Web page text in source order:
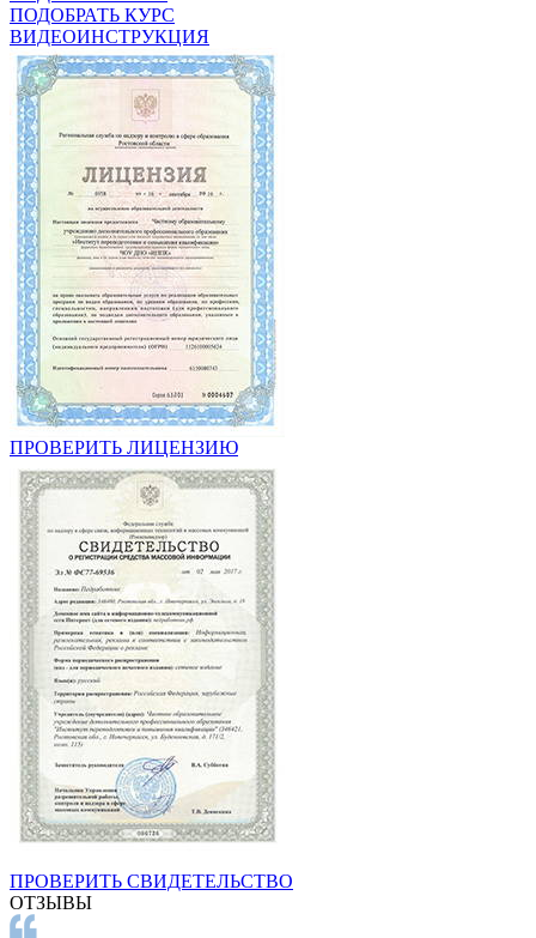
ПОДОБРАТЬ КУРС
ВИДЕОИНСТРУКЦИЯ
ПРОВЕРИТЬ ЛИЦЕНЗИЮ
ПРОВЕРИТЬ СВИДЕТЕЛЬСТВО
ОТЗЫВЫ